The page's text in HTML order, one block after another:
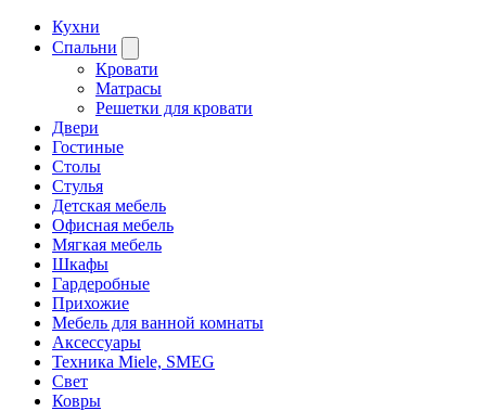
Кухни
Спальни
Кровати
Матрасы
Решетки для кровати
Двери
Гостиные
Столы
Стулья
Детская мебель
Офисная мебель
Мягкая мебель
Шкафы
Гардеробные
Прихожие
Мебель для ванной комнаты
Аксессуары
Техника Miele, SMEG
Свет
Ковры